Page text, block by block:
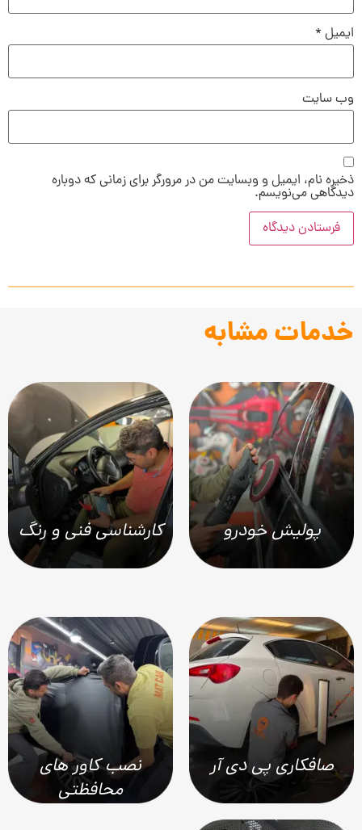
ایمیل *
وب‌ سایت
ذخیره نام، ایمیل و وبسایت من در مرورگر برای زمانی که دوباره
دیدگاهی می‌نویسم.
خدمات مشابه
پولیش خودرو کارشناسی فنی و رنگ
صافکاری پی دی آر
نصب کاور های
محافظتی